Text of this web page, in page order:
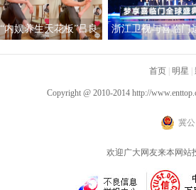
举行
“内娱养生天花板”吕良
已是极限
浙江卫视与喜临门
新营销模式
首页 明星
Copyright @ 2010-2014 http://
冀公
欢迎广大网友来本网站